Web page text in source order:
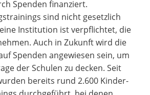
Spenden finanziert.
sind nicht gesetzlich
Institution ist verpflichtet, die
Auch in Zukunft wird die
Spenden angewiesen sein, um
der Schulen zu decken. Seit
bereits rund 2.600 Kinder-